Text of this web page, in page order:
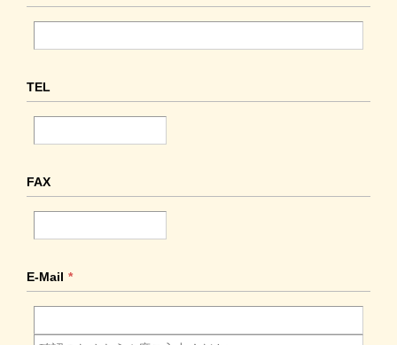
TEL
FAX
E-Mail *